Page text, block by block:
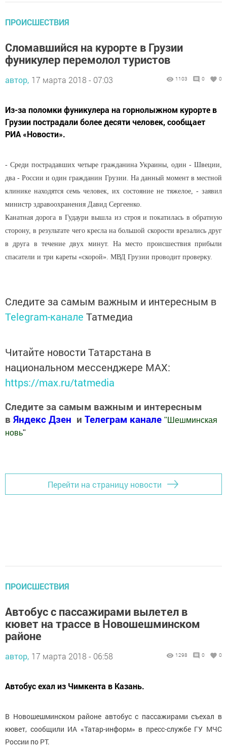
ПРОИСШЕСТВИЯ
Сломавшийся на курорте в Грузии
фуникулер перемолол туристов
автор, 17 марта 2018 - 07:03 1103 0 0
Из-за поломки фуникулера на горнолыжном курорте в
Грузии пострадали более десяти человек, сообщает
РИА «Новости».
- Среди пострадавших четыре гражданина Украины, один - Швеции,
два - России и один гражданин Грузии. На данный момент в местной
клинике находятся семь человек, их состояние не тяжелое, - заявил
министр здравоохранения Давид Сергеенко.
Канатная дорога в Гудаури вышла из строя и покатилась в обратную
сторону, в результате чего кресла на большой скорости врезались друг
в друга в течение двух минут. На место происшествия прибыли
спасатели и три кареты «скорой». МВД Грузии проводит проверку.
Следите за самым важным и интересным в
Telegram-канале Татмедиа
Читайте новости Татарстана в
национальном мессенджере MАХ:
https://max.ru/tatmedia
Следите за самым важным и интересным
в Яндекс Дзен и Телеграм канале " Шешминская
новь"
Перейти на страницу новости
ПРОИСШЕСТВИЯ
Автобус с пассажирами вылетел в
кювет на трассе в Новошешминском
районе
автор, 17 марта 2018 - 06:58 1298 0 0
Автобус ехал из Чимкента в Казань.
В Новошешминском районе автобус с пассажирами съехал в
кювет, сообщили ИА «Татар-информ» в пресс-службе ГУ МЧС
России по РТ.